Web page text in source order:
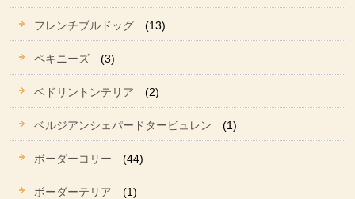
フレンチブルドッグ (13)
ペキニーズ (3)
ベドリントンテリア (2)
ベルジアンシェパードタービュレン (1)
ボーダーコリー (44)
ボーダーテリア (1)